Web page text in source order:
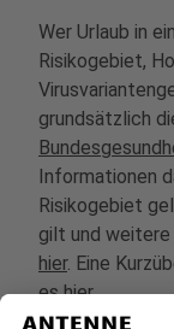
Wer Urlaub in
Risikogebiet,
grundsätzlich
Informationen
Risikogebiet
gilt und
hier. Eine
eshier.